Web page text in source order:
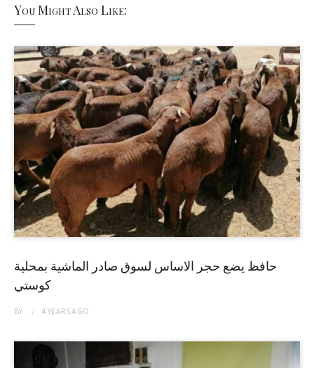
You Might Also Like:
حافظ يضع حجر الاساس لسوق صادر الماشية بمحلية
كوستي
BY 4 YEARSAGO